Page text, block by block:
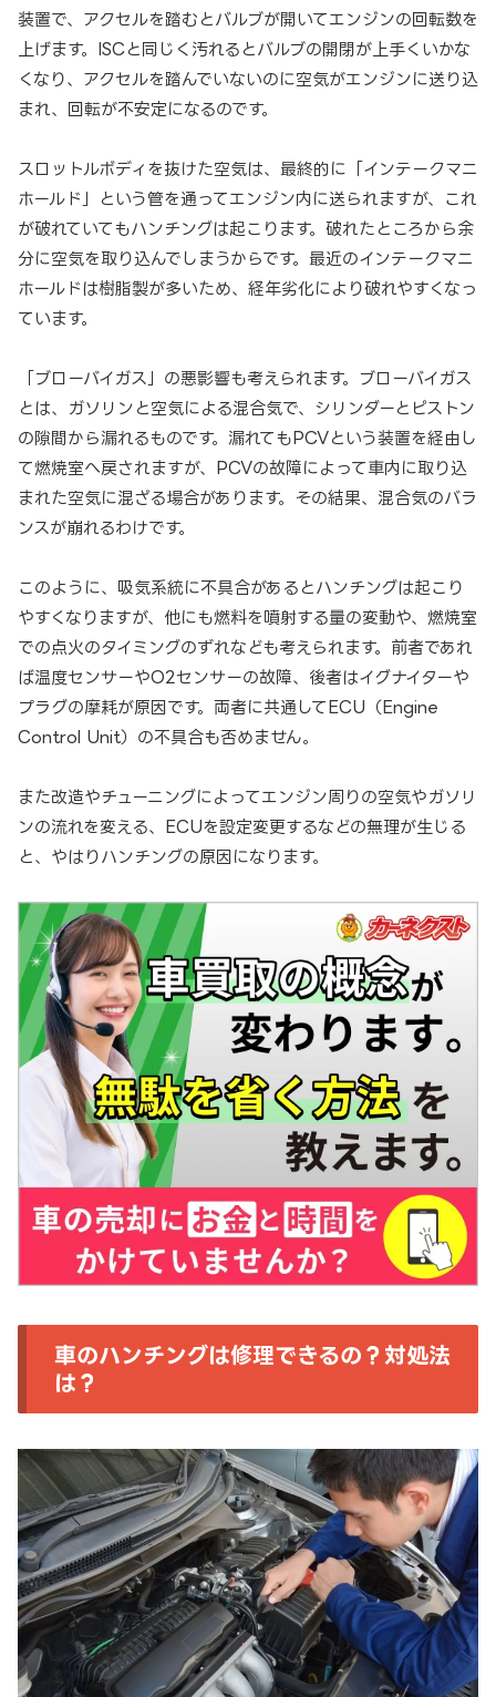
装置で、アクセルを踏むとバルブが開いてエンジンの回転数を
上げます。ISCと同じく汚れるとバルブの開閉が上手くいかな
くなり、アクセルを踏んでいないのに空気がエンジンに送り込
まれ、回転が不安定になるのです。
スロットルボディを抜けた空気は、最終的に「インテークマニ
ホールド」という管を通ってエンジン内に送られますが、これ
が破れていてもハンチングは起こります。破れたところから余
分に空気を取り込んでしまうからです。最近のインテークマニ
ホールドは樹脂製が多いため、経年劣化により破れやすくなっ
ています。
「ブローバイガス」の悪影響も考えられます。ブローバイガス
とは、ガソリンと空気による混合気で、シリンダーとピストン
の隙間から漏れるものです。漏れてもPCVという装置を経由し
て燃焼室へ戻されますが、PCVの故障によって車内に取り込
まれた空気に混ざる場合があります。その結果、混合気のバラ
ンスが崩れるわけです。
このように、吸気系統に不具合があるとハンチングは起こり
やすくなりますが、他にも燃料を噴射する量の変動や、燃焼室
での点火のタイミングのずれなども考えられます。前者であれ
ば温度センサーやO2センサーの故障、後者はイグナイターや
プラグの摩耗が原因です。両者に共通してECU（Engine
Control Unit）の不具合も否めません。
また改造やチューニングによってエンジン周りの空気やガソリ
ンの流れを変える、ECUを設定変更するなどの無理が生じる
と、やはりハンチングの原因になります。
車のハンチングは修理できるの？対処法
は？